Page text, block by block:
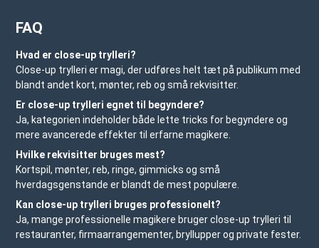
FAQ
Hvad er close-up trylleri?
Close-up trylleri er magi, der udføres helt tæt på publikum med
blandt andet kort, mønter, reb og små rekvisitter.
Er close-up trylleri egnet til begyndere?
Ja, kategorien indeholder både lette tricks for begyndere og
mere avancerede effekter til erfarne magikere.
Hvilke rekvisitter bruges mest?
Kortspil, mønter, reb, ringe, gimmicks og små
hverdagsgenstande er blandt de mest populære.
Kan close-up trylleri bruges professionelt?
Ja, mange professionelle magikere bruger close-up trylleri til
restauranter, firmaarrangementer, bryllupper og private fester.